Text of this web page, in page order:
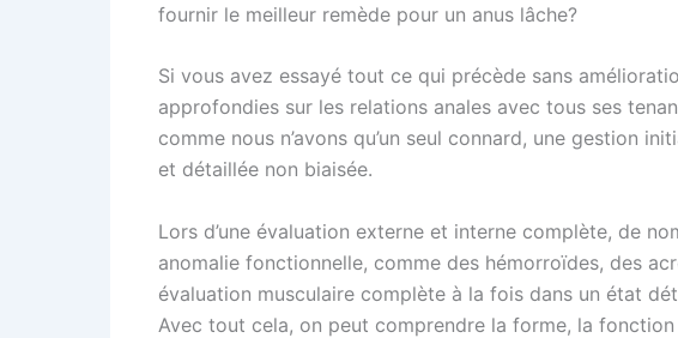
fournir le meilleur remède pour un anus lâche?
Si vous avez essayé tout ce qui précède sans
approfondies sur les relations anales avec tous ses
comme nous n’avons qu’un seul connard, une gestion
et détaillée non biaisée.
Lors d’une évaluation externe et interne complète, de
anomalie fonctionnelle, comme des hémorroïdes, des
évaluation musculaire complète à la fois dans un état
Avec tout cela, on peut comprendre la forme, la